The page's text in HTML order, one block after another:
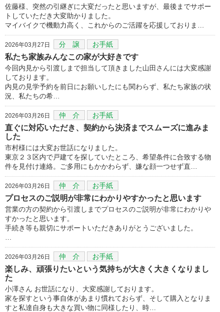
佐藤様、突然の引継ぎに大変だったと思いますが、最後までサポー
トしていただき大変助かりました。
マイバイクで機動力高く、これからのご活躍を応援しておりま…
2026年03月27日 分 譲 お手紙
私たち家族みんなこの家が大好きです
今回内見から引渡しまで担当して頂きました山田さんには大変感謝
しております。
内見の見学予約を前日にお願いしたにも関わらず、私たち家族の状
況、私たちの希…
2026年03月26日 仲 介 お手紙
直ぐに対応いただき、契約から決済までスムーズに進みま
した
市村様には大変お世話になりました。
東京２３区内で戸建てを探していたところ、希望条件に合致する物
件を見付け連絡。ご多用にもかかわらず、嫌な顔一つせず直…
2026年03月26日 仲 介 お手紙
プロセスのご説明が非常にわかりやすかったと思います
営業の方の契約から引渡しまでプロセスのご説明が非常にわかりや
すかったと思います。
手続き等も親切にサポートいただきありがとうございました。
2026年03月26日 仲 介 お手紙
楽しみ、頑張りたいという気持ちが大きく大きくなりまし
た
小澤さん お世話になり、大変感謝しております。
家を探すという事自体があまり慣れておらず、そして購入となりま
すと私達自身も大きな買い物に同様したり、時…